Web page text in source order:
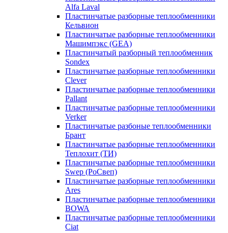
Alfa Laval
Пластинчатые разборные теплообменники
Кельвион
Пластинчатые разборные теплообменники
Машимпэкс (GEA)
Пластинчатый разборный теплообменник
Sondex
Пластинчатые разборные теплообменники
Clever
Пластинчатые разборные теплообменники
Pallant
Пластинчатые разборные теплообменники
Verker
Пластинчатые разбоные теплообменники
Брант
Пластинчатые разборные теплообменники
Теплохит (ТИ)
Пластинчатые разборные теплообменники
Swep (РоСвеп)
Пластинчатые разборные теплообменники
Ares
Пластинчатые разборные теплообменники
BOWA
Пластинчатые разборные теплообменники
Ciat